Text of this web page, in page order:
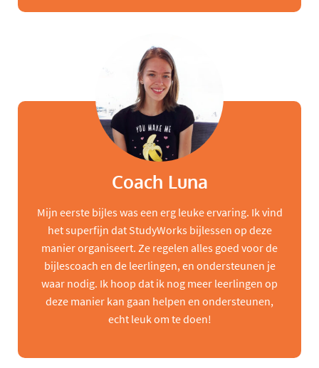
Coach Luna
Mijn eerste bijles was een erg leuke ervaring. Ik vind
het superfijn dat StudyWorks bijlessen op deze
manier organiseert. Ze regelen alles goed voor de
bijlescoach en de leerlingen, en ondersteunen je
waar nodig. Ik hoop dat ik nog meer leerlingen op
deze manier kan gaan helpen en ondersteunen,
echt leuk om te doen!